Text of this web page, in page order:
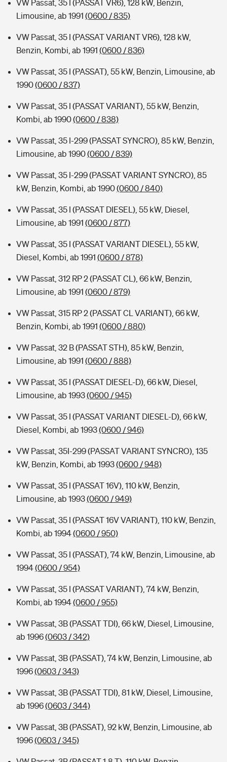
VW Passat, 35 I (PASSAT VR6), 128 kW, Benzin,
Limousine, ab 1991 (0600 / 835)
VW Passat, 35 I (PASSAT VARIANT VR6), 128 kW,
Benzin, Kombi, ab 1991 (0600 / 836)
VW Passat, 35 I (PASSAT), 55 kW, Benzin, Limousine, ab
1990(0600 / 837)
VW Passat, 35 I (PASSAT VARIANT), 55 kW, Benzin,
Kombi, ab 1990(0600 / 838)
VW Passat, 35 I-299 (PASSAT SYNCRO), 85 kW, Benzin,
Limousine, ab 1990(0600 / 839)
VW Passat, 35 I-299 (PASSAT VARIANT SYNCRO), 85
kW, Benzin, Kombi, ab 1990(0600 / 840)
VW Passat, 35 I (PASSAT DIESEL), 55 kW, Diesel,
Limousine, ab 1991 (0600 / 877)
VW Passat, 35 I (PASSAT VARIANT DIESEL), 55 kW,
Diesel, Kombi, ab 1991 (0600 / 878)
VW Passat, 312 RP 2 (PASSAT CL), 66 kW, Benzin,
Limousine, ab 1991 (0600 / 879)
VW Passat, 315 RP 2 (PASSAT CL VARIANT), 66 kW,
Benzin, Kombi, ab 1991 (0600 / 880)
VW Passat, 32 B (PASSAT STH), 85 kW, Benzin,
Limousine, ab 1991 (0600 / 888)
VW Passat, 35 I (PASSAT DIESEL-D), 66 kW, Diesel,
Limousine, ab 1993(0600 / 945)
VW Passat, 35 I (PASSAT VARIANT DIESEL-D), 66 kW,
Diesel, Kombi, ab 1993(0600 / 946)
VW Passat, 35I-299 (PASSAT VARIANT SYNCRO), 135
kW, Benzin, Kombi, ab 1993(0600 / 948)
VW Passat, 35 I (PASSAT 16V), 110 kW, Benzin,
Limousine, ab 1993(0600 / 949)
VW Passat, 35 I (PASSAT 16V VARIANT), 110 kW, Benzin,
Kombi, ab 1994(0600 / 950)
VW Passat, 35 I (PASSAT), 74 kW, Benzin, Limousine, ab
1994(0600 / 954)
VW Passat, 35 I (PASSAT VARIANT), 74 kW, Benzin,
Kombi, ab 1994(0600 / 955)
VW Passat, 3B (PASSAT TDI), 66 kW, Diesel, Limousine,
ab 1996(0603 / 342)
VW Passat, 3B (PASSAT), 74 kW, Benzin, Limousine, ab
1996(0603 / 343)
VW Passat, 3B (PASSAT TDI), 81 kW, Diesel, Limousine,
ab 1996(0603 / 344)
VW Passat, 3B (PASSAT), 92 kW, Benzin, Limousine, ab
1996(0603 / 345)